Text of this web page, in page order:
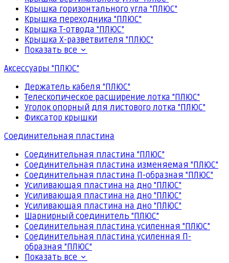
Крышка горизонтального угла "ПЛЮС"
Крышка переходника "ПЛЮС"
Крышка Т-отвода "ПЛЮС"
Крышка Х-разветвителя "ПЛЮС"
Показать все
Аксессуары "ПЛЮС"
Держатель кабеля "ПЛЮС"
Телескопическое расширение лотка "ПЛЮС"
Уголок опорный для листового лотка "ПЛЮС"
Фиксатор крышки
Соединительная пластина
Соединительная пластина "ПЛЮС"
Соединительная пластина изменяемая "ПЛЮС"
Соединительная пластина П-образная "ПЛЮС"
Усиливающая пластина на дно "ПЛЮС"
Усиливающая пластина на дно "ПЛЮС"
Усиливающая пластина на дно "ПЛЮС"
Шарнирный соединитель "ПЛЮС"
Соединительная пластина усиленная "ПЛЮС"
Соединительная пластина усиленная П-
образная "ПЛЮС"
Показать все